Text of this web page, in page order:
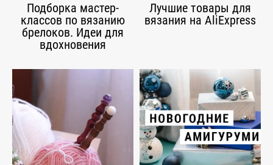
Подборка мастер-
классов по вязанию
брелоков. Идеи для
вдохновения
Лучшие товары для
вязания на AliExpress